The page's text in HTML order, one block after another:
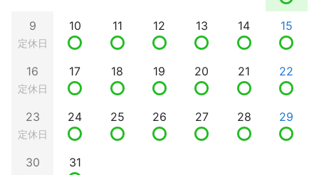
9
定休日
10 11 12 13 14 15
16
定休日
17 18 19 20 21 22
23
定休日
24 25 26 27 28 29
30 31